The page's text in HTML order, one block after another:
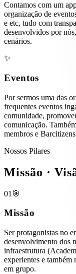
Contamos com um
organização de
e etc, tudo com
desenvolvidos por
cenários.
✨
Eventos
Por sermos uma das
frequentes eventos
comunidade,
comunicação.
membros e
Nossos Pilares
Missão ·
01 🎯
Missão
Ser protagonistas no
desenvolvimento dos
infraestrutura
experientes e
em grupo.